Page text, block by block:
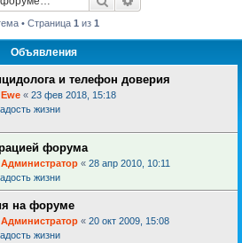
• Страница 1 из 1
Объявления
и телефон доверия
Ewe « 23 фев 2018, 15:18
жизни
форума
Администратор « 28 апр 2010, 10:11
жизни
на форуме
Администратор « 20 окт 2009, 15:08
жизни